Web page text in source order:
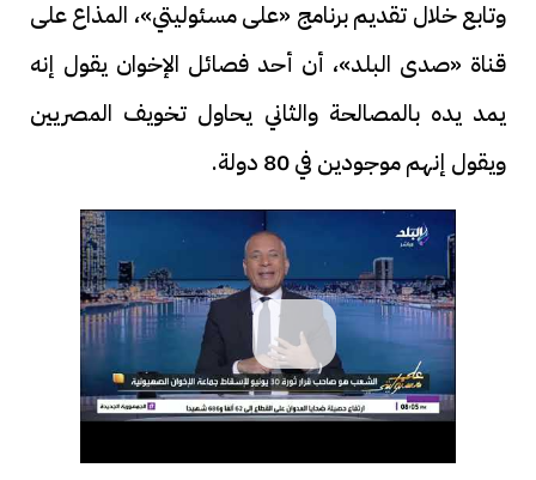
وتابع خلال تقديم برنامج «على مسئوليتي»، المذاع على
قناة «صدى البلد»، أن أحد فصائل الإخوان يقول إنه
يمد يده بالمصالحة والثاني يحاول تخويف المصريين
ويقول إنهم موجودين في 80 دولة.